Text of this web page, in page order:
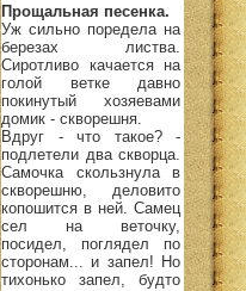
Прощальная песенка.
Уж сильно поредела на
березах листва.
Сиротливо качается на
голой ветке давно
покинутый хозяевами
домик - скворешня.
Вдруг - что такое? -
подлетели два скворца.
Самочка скользнула в
скворешню, деловито
копошится в ней. Самец
сел на веточку,
посидел, поглядел по
сторонам... и запел! Но
тихонько запел, будто